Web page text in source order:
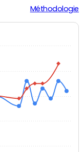
Méthodologie